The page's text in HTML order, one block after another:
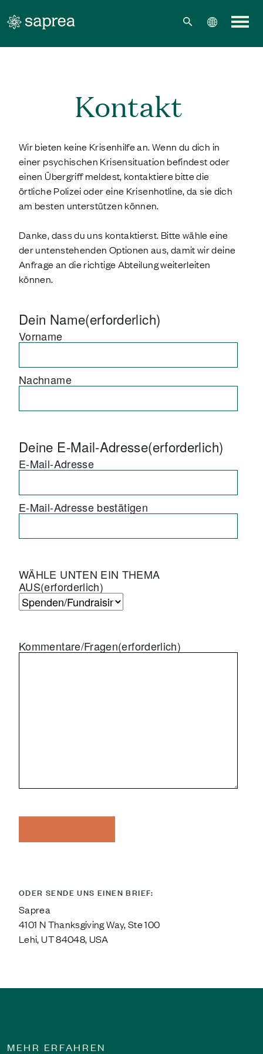
Kontakt
Wir bieten keine Krisenhilfe an. Wenn du dich in
einer psychischen Krisensituation befindest oder
einen Übergriff meldest, kontaktiere bitte die
örtliche Polizei oder eine Krisenhotline, da sie dich
am besten unterstützen können.
Danke, dass du uns kontaktierst. Bitte wähle eine
der untenstehenden Optionen aus, damit wir deine
Anfrage an die richtige Abteilung weiterleiten
können.
Dein Name(erforderlich)
Vorname
Nachname
Deine E-Mail-Adresse(erforderlich)
E-Mail-Adresse
E-Mail-Adresse bestätigen
WÄHLE UNTEN EIN THEMA
AUS(erforderlich)
Kommentare/Fragen(erforderlich)
ODER SENDE UNS EINEN BRIEF:
Saprea
4101 N Thanksgiving Way, Ste 100
Lehi, UT 84048, USA
MEHR ERFAHREN